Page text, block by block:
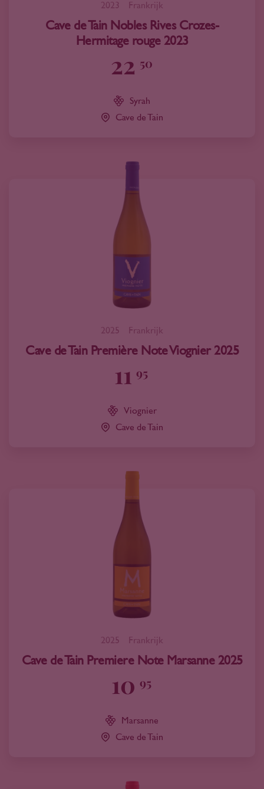
2023 Frankrijk
Cave de Tain Nobles Rives Crozes-
Hermitage rouge 2023
22 50
Syrah
Cave de Tain
2025 Frankrijk
Cave de Tain Première Note Viognier 2025
11 95
Viognier
Cave de Tain
2025 Frankrijk
Cave de Tain Premiere Note Marsanne 2025
10 95
Marsanne
Cave de Tain